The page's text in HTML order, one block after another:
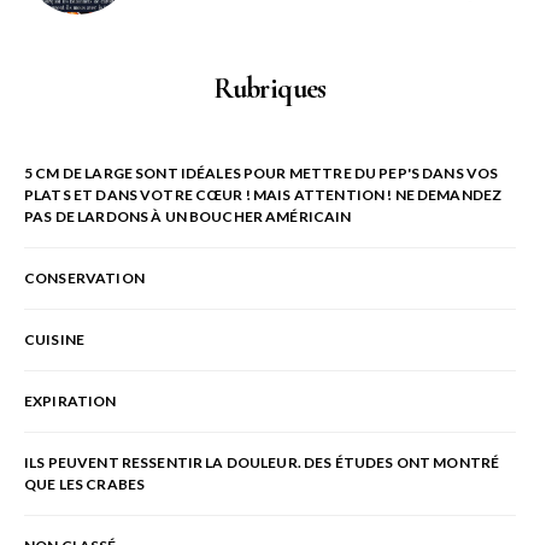
Rubriques
5 CM DE LARGE SONT IDÉALES POUR METTRE DU PEP'S DANS VOS
PLATS ET DANS VOTRE CŒUR ! MAIS ATTENTION ! NE DEMANDEZ
PAS DE LARDONS À UN BOUCHER AMÉRICAIN
CONSERVATION
CUISINE
EXPIRATION
ILS PEUVENT RESSENTIR LA DOULEUR. DES ÉTUDES ONT MONTRÉ
QUE LES CRABES